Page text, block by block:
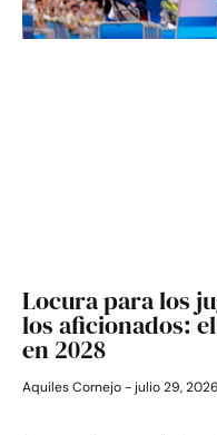
Locura para los
los aficionados:
en 2028
Aquiles Cornejo julio 29, 2026